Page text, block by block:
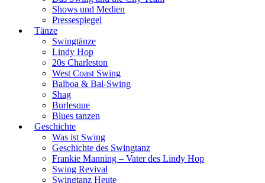
Shows und Medien
Pressespiegel
Tänze
Swingtänze
Lindy Hop
20s Charleston
West Coast Swing
Balboa & Bal-Swing
Shag
Burlesque
Blues tanzen
Geschichte
Was ist Swing
Geschichte des Swingtanz
Frankie Manning – Vater des Lindy Hop
Swing Revival
Swingtanz Heute